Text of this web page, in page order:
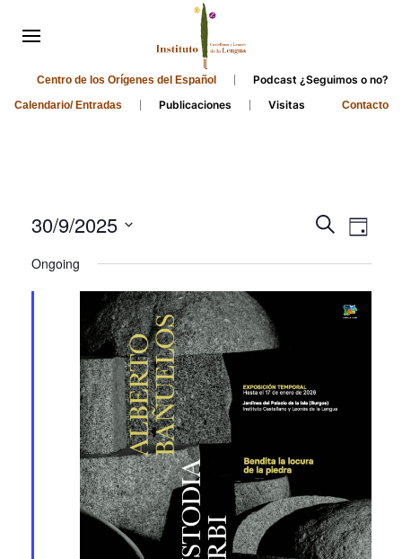
Centro de los Orígenes del Español Podcast ¿Seguimos o no?
Calendario/ Entradas Publicaciones Visitas Contacto
Events
and
Views
Search
Day
30/9/2025
date.
Ongoing